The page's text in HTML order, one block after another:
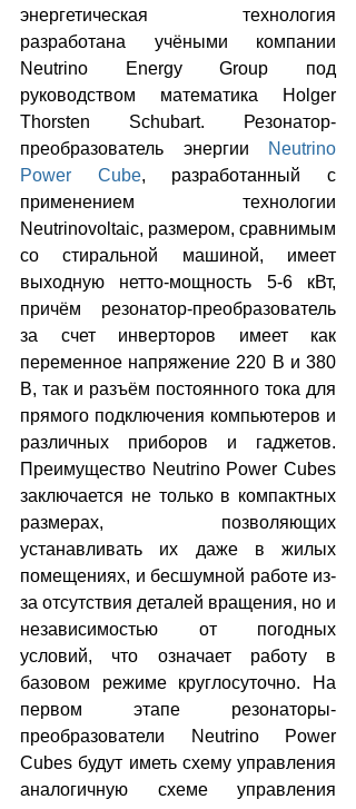
энергетическая технология
разработана учёными компании
Neutrino Energy Group под
руководством математика Holger
Thorsten Schubart. Резонатор-
преобразователь энергии
Neutrino
Power Cube, разработанный с
применением технологии
Neutrinovoltaic, размером, сравнимым
со стиральной машиной, имеет
выходную нетто-мощность 5-6 кВт,
причём резонатор-преобразователь
за счет инверторов имеет как
переменное напряжение 220 В и 380
В, так и разъём постоянного тока для
прямого подключения компьютеров и
различных приборов и гаджетов.
Преимущество Neutrino Power Cubes
заключается не только в компактных
размерах, позволяющих
устанавливать их даже в жилых
помещениях, и бесшумной работе из-
за отсутствия деталей вращения, но и
независимостью от погодных
условий, что означает работу в
базовом режиме круглосуточно. На
первом этапе резонаторы-
преобразователи Neutrino Power
Cubes будут иметь схему управления
аналогичную схеме управления